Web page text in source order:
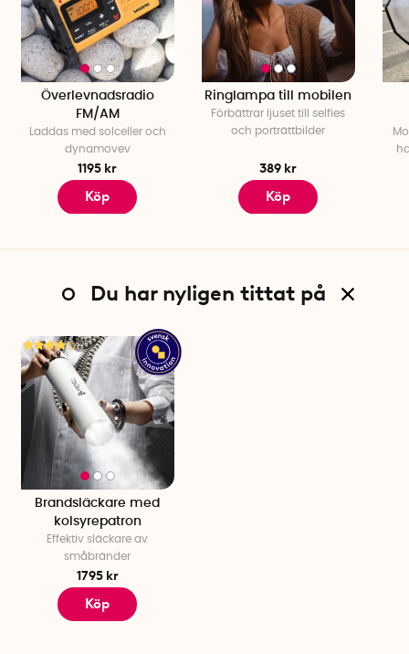
Överlevnadsradio
FM/AM
Laddas med solceller och
dynamovev
1195 kr
Köp
Ringlampa till mobilen
Förbättrar ljuset till selfies
och porträttbilder
389 kr
Köp
Du har nyligen tittat på
Brandsläckare med
kolsyrepatron
Effektiv släckare av
småbränder
1795 kr
Köp